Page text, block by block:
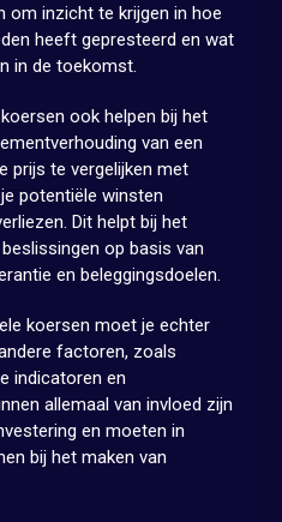
om inzicht te krijgen in hoe
heeft gepresteerd en wat
in de toekomst.
ook helpen bij het
van een
prijs te vergelijken met
potentiële winsten
Dit helpt bij het
op basis van
en beleggingsdoelen.
koersen moet je echter
factoren, zoals
indicatoren en
allemaal van invloed zijn
en moeten in
bij het maken van